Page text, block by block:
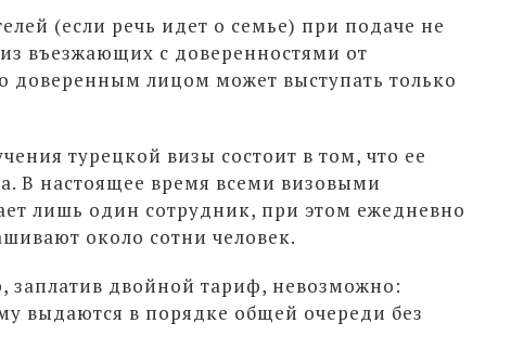
(если речь идет о семье) при подаче не
въезжающих с доверенностями от
доверенным лицом может выступать только
турецкой визы состоит в том, что ее
В настоящее время всеми визовыми
лишь один сотрудник, при этом ежедневно
около сотни человек.
двойной тариф, невозможно:
выдаются в порядке общей очереди без